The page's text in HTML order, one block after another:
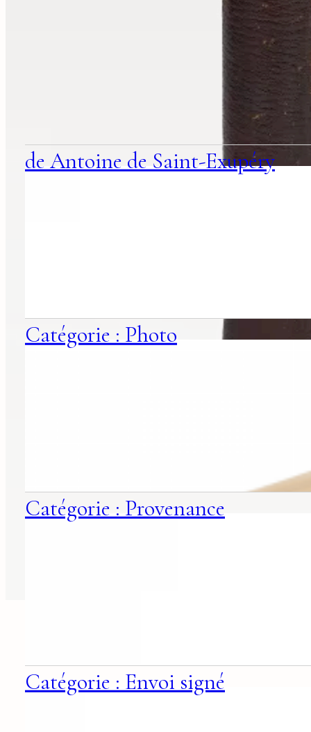
suggestions
de Antoine de Saint-Exupéry
Catégorie : Photo
Catégorie : Provenance
Catégorie : Envoi signé